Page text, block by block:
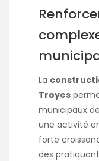
La
Troyes
municipaux
une activité
forte
des